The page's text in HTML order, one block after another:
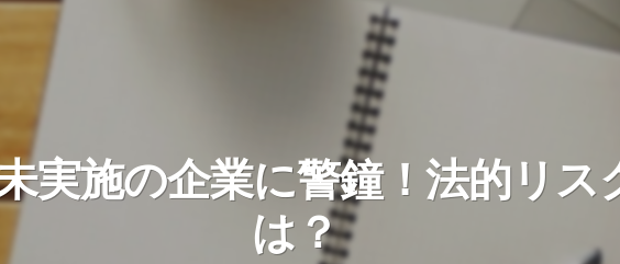
実施の企業に警鐘！法的リス
は？